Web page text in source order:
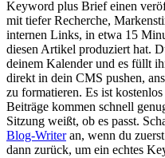
Keyword plus Brief einen
mit tiefer Recherche,
internen Links, in etwa 15
diesen Artikel produziert hat.
deinem Kalender und es füllt
direkt in dein CMS pushen,
zu formatieren. Es ist
Beiträge kommen schnell
Sitzung weißt, ob es passt.
Blog-Writeran, wenn du
dann zurück, um ein echtes